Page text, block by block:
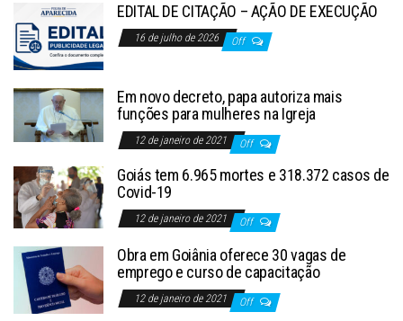
EDITAL DE CITAÇÃO – AÇÃO DE EXECUÇÃO
16 de julho de 2026 Off
Em novo decreto, papa autoriza mais
funções para mulheres na Igreja
12 de janeiro de 2021 Off
Goiás tem 6.965 mortes e 318.372 casos de
Covid-19
12 de janeiro de 2021 Off
Obra em Goiânia oferece 30 vagas de
emprego e curso de capacitação
12 de janeiro de 2021 Off